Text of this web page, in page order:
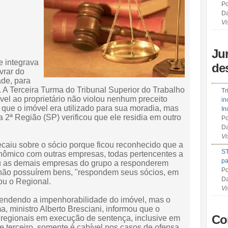
integrava
do
para
Terceira Turma do Tribunal Superior do Trabalho
ao proprietário não violou nenhum preceito
o imóvel era utilizado para sua moradia, mas
Região (SP) verificou que ele residia em outro
sobre o sócio porque ficou reconhecido que a
com outras empresas, todas pertencentes a
demais empresas do grupo a responderem
possuírem bens, "respondem seus sócios, em
o Regional.
a impenhorabilidade do imóvel, mas o
ministro Alberto Bresciani, informou que o
em execução de sentença, inclusive em